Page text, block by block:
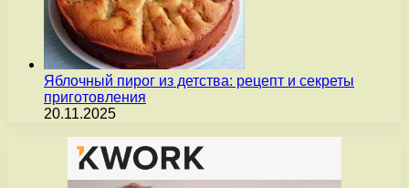
Яблочный пирог из детства: рецепт и секреты
приготовления
20.11.2025